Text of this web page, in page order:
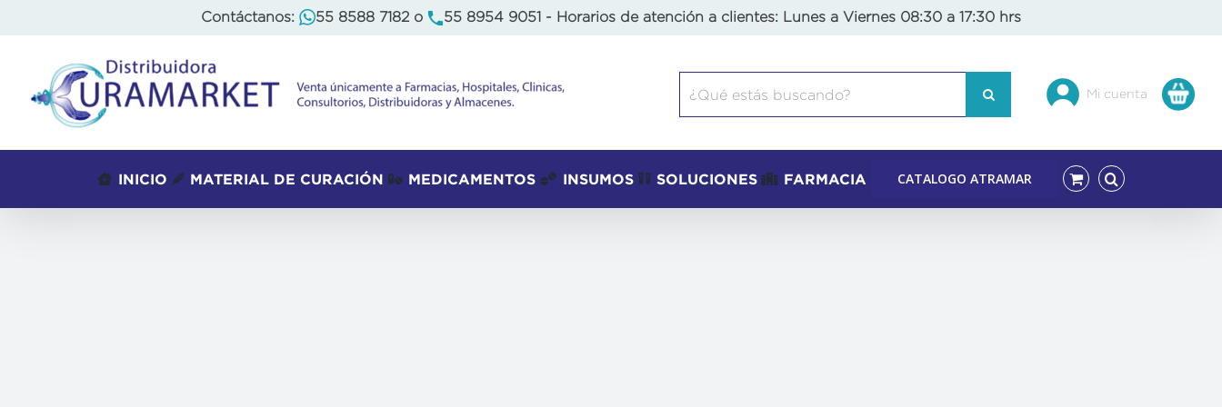
Contáctanos: 55 8588 7182 o 55 8954 9051 - Horarios de atención a clientes: Lunes a Viernes 08:30 a 17:30 hrs
Mi cuenta
INICIO MATERIAL DE CURACIÓN MEDICAMENTOS INSUMOS SOLUCIONES FARMACIA CATALOGO ATRAMAR